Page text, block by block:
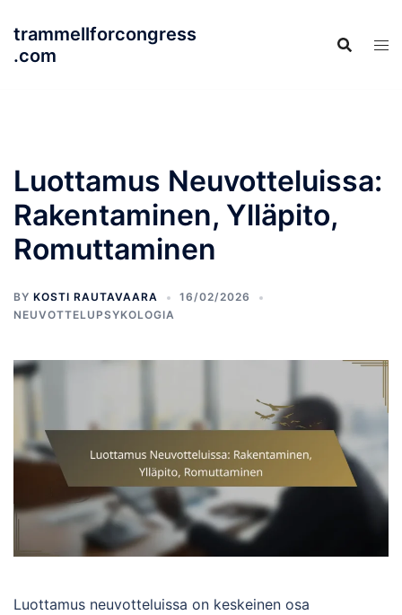
content
trammellforcongress
.com
Luottamus Neuvotteluissa:
Rakentaminen, Ylläpito,
Romuttaminen
BY KOSTI RAUTAVAARA
16/02/2026
NEUVOTTELUPSYKOLOGIA
Luottamus neuvotteluissa on keskeinen osa